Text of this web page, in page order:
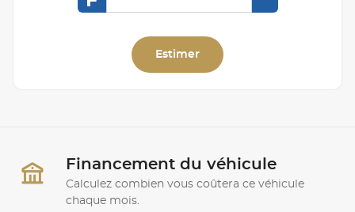
Estimer
Financement du véhicule
Calculez combien vous coûtera ce véhicule
chaque mois.